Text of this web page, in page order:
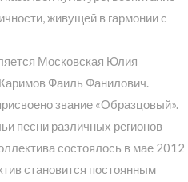
живущей в гармонии с
Московская Юлия
Фаиль Фанилович.
звание «Образцовый».
песни различных регионов
состоялось в мае 2012
становится постоянным